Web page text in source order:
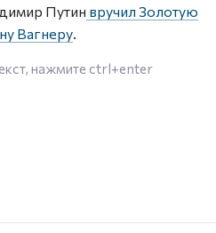
Путин вручил Золотую
Вагнеру.
нажмите ctrl+enter